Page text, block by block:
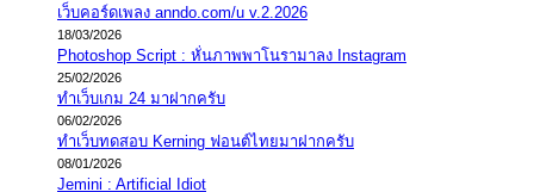
เว็บคอร์ดเพลง anndo.com/u v.2.2026
18/03/2026
Photoshop Script : หั่นภาพพาโนรามาลง Instagram
25/02/2026
ทำเว็บเกม 24 มาฝากครับ
06/02/2026
ทำเว็บทดสอบ Kerning ฟอนต์ไทยมาฝากครับ
08/01/2026
Jemini : Artificial Idiot